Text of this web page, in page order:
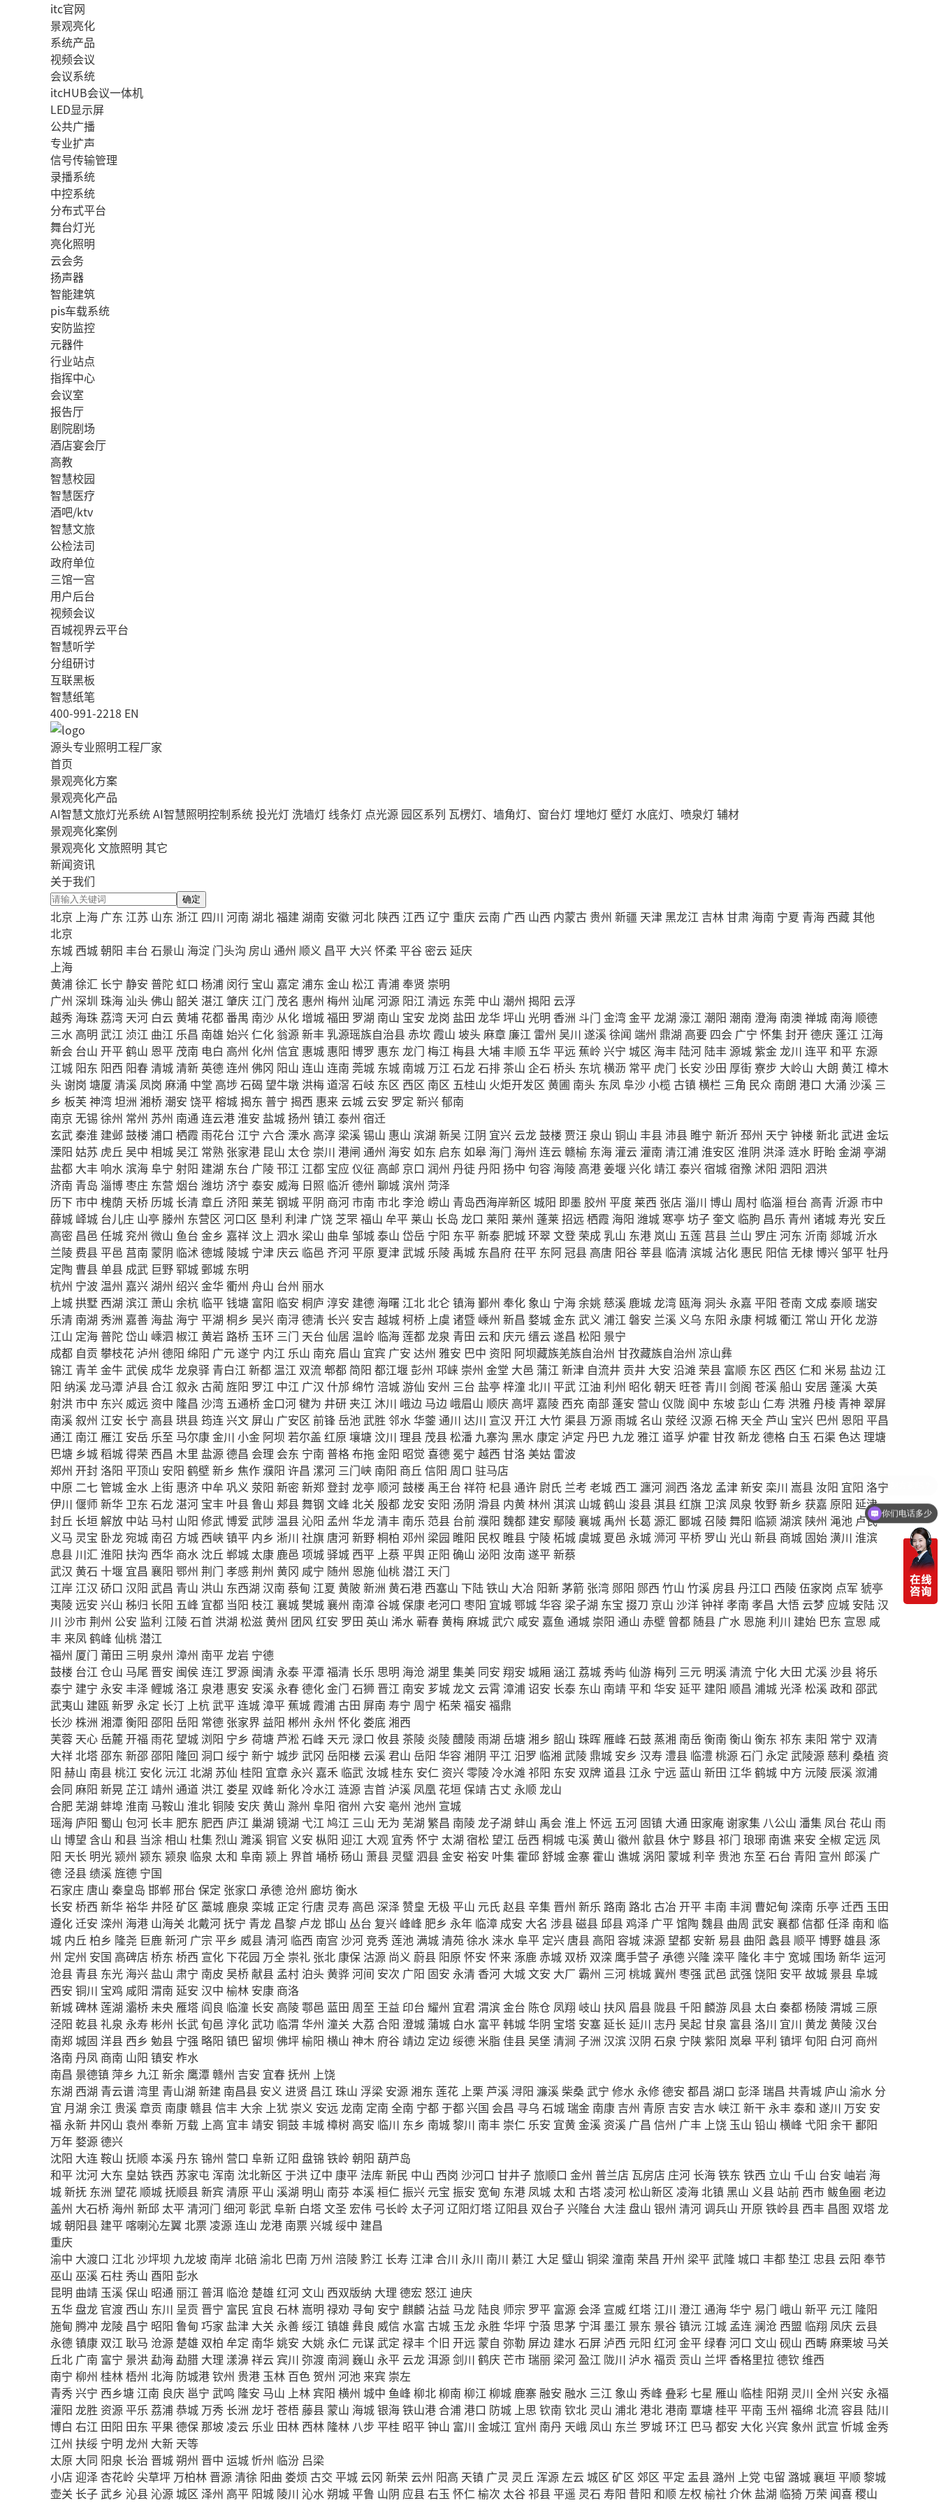
itc官网
景观亮化
系统产品
视频会议
会议系统
itcHUB会议一体机
LED显示屏
公共广播
专业扩声
信号传输管理
录播系统
中控系统
分布式平台
舞台灯光
亮化照明
云会务
扬声器
智能建筑
pis车载系统
安防监控
元器件
行业站点
指挥中心
会议室
报告厅
剧院剧场
酒店宴会厅
高教
智慧校园
智慧医疗
酒吧/ktv
智慧文旅
公检法司
政府单位
三馆一宫
用户后台
视频会议
百城视界云平台
智慧听学
分组研讨
互联黑板
智慧纸笔
400-991-2218 EN
源头专业照明工程厂家
首页
景观亮化方案
景观亮化产品
AI智慧文旅灯光系统AI智慧照明控制系统投光灯洗墙灯线条灯 点光源 园区系列 瓦楞灯、墙角灯、窗台灯埋地灯壁灯水底灯、喷泉灯辅材
景观亮化案例
景观亮化文旅照明 其它
新闻资讯
关于我们
确定
北京 上海 广东 江苏 山东 浙江 四川 河南 湖北福建湖南 安徽河北 陕西 江西 辽宁 重庆 云南 广西 山西 内蒙古 贵州 新疆 天津黑龙江 吉林甘肃 海南 宁夏 青海 西藏其他
北京
东城 西城朝阳 丰台 石景山 海淀 门头沟 房山 通州 顺义 昌平 大兴怀柔平谷 密云延庆
上海
黄浦徐汇 长宁 静安 普陀 虹口 杨浦 闵行 宝山 嘉定 浦东 金山 松江 青浦奉贤 崇明
广州 深圳 珠海 汕头佛山 韶关 湛江 肇庆 江门 茂名 惠州 梅州 汕尾 河源 阳江 清远 东莞 中山 潮州 揭阳 云浮
越秀 海珠 荔湾 天河 白云黄埔 花都番禺 南沙 从化增城福田 罗湖 南山 宝安 龙岗 盐田 龙华坪山 光明 香洲 斗门 金湾金平龙湖 濠江 潮阳 潮南 澄海 南澳禅城 南海 顺德
三水 高明 武江 浈江 曲江 乐昌 南雄 始兴仁化 翁源新丰乳源瑶族自治县赤坎 霞山 坡头麻章 廉江 雷州 吴川 遂溪徐闻 端州 鼎湖 高要 四会 广宁 怀集封开德庆 蓬江 江海
新会 台山 开平鹤山 恩平 茂南 电白 高州 化州 信宜 惠城 惠阳 博罗 惠东 龙门 梅江 梅县 大埔丰顺 五华平远 蕉岭 兴宁 城区 海丰 陆河 陆丰源城紫金龙川 连平和平 东源
江城 阳东 阳西 阳春清城清新 英德连州 佛冈 阳山 连山 连南 莞城 东城 南城 万江 石龙石排茶山 企石 桥头 东坑横沥 常平 虎门 长安 沙田 厚街寮步 大岭山 大朗 黄江 樟木
头谢岗 塘厦 清溪 凤岗 麻涌 中堂 高埗石碣 望牛墩 洪梅道滘 石岐 东区 西区 南区 五桂山 火炬开发区 黄圃 南头 东凤阜沙小榄 古镇横栏 三角 民众 南朗 港口 大涌 沙溪 三
乡 板芙 神湾坦洲 湘桥潮安 饶平榕城揭东 普宁 揭西 惠来 云城 云安 罗定 新兴郁南
南京 无锡 徐州 常州 苏州 南通连云港淮安 盐城扬州 镇江 泰州 宿迁
玄武秦淮 建邺鼓楼 浦口 栖霞 雨花台 江宁 六合 溧水 高淳 梁溪锡山 惠山 滨湖 新吴 江阴 宜兴 云龙鼓楼 贾汪 泉山 铜山 丰县 沛县 睢宁 新沂邳州 天宁 钟楼 新北武进金坛
溧阳 姑苏 虎丘 吴中 相城吴江 常熟 张家港 昆山 太仓 崇川 港闸 通州 海安 如东 启东 如皋 海门 海州 连云赣榆 东海灌云灌南 清江浦淮安区 淮阴 洪泽 涟水 盱眙金湖 亭湖
盐都 大丰 响水滨海阜宁 射阳 建湖 东台 广陵邗江 江都 宝应 仪征 高邮 京口 润州 丹徒丹阳 扬中 句容 海陵 高港姜堰兴化靖江 泰兴宿城宿豫 沭阳 泗阳 泗洪
济南 青岛 淄博枣庄 东营 烟台 潍坊济宁 泰安 威海 日照 临沂德州 聊城滨州 菏泽
历下市中 槐荫 天桥 历城 长清章丘 济阳 莱芜钢城平阴 商河市南 市北李沧 崂山 青岛西海岸新区 城阳 即墨 胶州 平度 莱西 张店 淄川 博山 周村 临淄 桓台 高青 沂源市中
薛城 峄城 台儿庄 山亭 滕州 东营区 河口区 垦利 利津 广饶 芝罘福山 牟平 莱山 长岛 龙口 莱阳 莱州 蓬莱招远 栖霞 海阳 潍城 寒亭 坊子奎文 临朐 昌乐 青州 诸城寿光 安丘
高密 昌邑 任城 兖州 微山 鱼台 金乡 嘉祥 汶上 泗水 梁山 曲阜邹城泰山 岱岳 宁阳 东平新泰 肥城环翠文登 荣成乳山 东港 岚山 五莲 莒县 兰山 罗庄河东 沂南 郯城 沂水
兰陵 费县平邑 莒南 蒙阴 临沭德城 陵城 宁津 庆云 临邑 齐河平原 夏津武城 乐陵 禹城 东昌府茌平 东阿冠县 高唐 阳谷莘县 临清滨城 沾化 惠民 阳信无棣博兴邹平牡丹
定陶 曹县单县 成武 巨野 郓城 鄄城 东明
杭州 宁波 温州 嘉兴湖州 绍兴金华衢州 舟山 台州 丽水
上城拱墅 西湖 滨江 萧山 余杭 临平钱塘 富阳 临安 桐庐 淳安 建德 海曙 江北北仑镇海鄞州 奉化 象山 宁海余姚 慈溪 鹿城龙湾 瓯海洞头 永嘉 平阳 苍南 文成泰顺瑞安
乐清 南湖 秀洲 嘉善 海盐 海宁 平湖 桐乡 吴兴 南浔德清 长兴 安吉 越城柯桥 上虞 诸暨 嵊州 新昌 婺城金东 武义 浦江 磐安 兰溪 义乌 东阳 永康柯城衢江 常山 开化龙游
江山 定海普陀 岱山 嵊泗 椒江 黄岩 路桥 玉环 三门 天台 仙居 温岭 临海莲都龙泉 青田 云和 庆元缙云遂昌 松阳 景宁
成都 自贡 攀枝花 泸州 德阳 绵阳 广元遂宁 内江 乐山 南充 眉山 宜宾 广安 达州 雅安 巴中 资阳 阿坝藏族羌族自治州 甘孜藏族自治州 凉山彝
锦江 青羊金牛武侯 成华龙泉驿 青白江 新都 温江 双流郫都 简阳 都江堰彭州 邛崃 崇州 金堂 大邑 蒲江 新津 自流井 贡井 大安 沿滩 荣县 富顺 东区 西区 仁和 米易 盐边 江
阳 纳溪龙马潭 泸县合江 叙永古蔺旌阳 罗江 中江 广汉 什邡 绵竹 涪城游仙 安州 三台 盐亭 梓潼北川 平武 江油 利州 昭化朝天 旺苍 青川 剑阁 苍溪船山 安居 蓬溪 大英
射洪市中 东兴 威远 资中 隆昌 沙湾 五通桥金口河犍为 井研 夹江 沐川 峨边 马边 峨眉山 顺庆 高坪 嘉陵 西充 南部 蓬安 营山 仪陇 阆中 东坡彭山 仁寿 洪雅丹棱 青神 翠屏
南溪叙州 江安 长宁 高县珙县筠连兴文 屏山 广安区 前锋岳池武胜 邻水华蓥 通川 达川 宣汉 开江 大竹 渠县 万源雨城 名山 荥经汉源石棉 天全 芦山 宝兴 巴州 恩阳 平昌
通江 南江 雁江 安岳 乐至 马尔康金川 小金 阿坝 若尔盖 红原 壤塘 汶川 理县 茂县松潘 九寨沟 黑水 康定 泸定 丹巴 九龙雅江 道孚炉霍 甘孜新龙德格 白玉 石渠色达 理塘
巴塘 乡城稻城得荣 西昌 木里 盐源德昌 会理 会东 宁南 普格布拖金阳 昭觉 喜德 冕宁 越西 甘洛 美姑 雷波
郑州 开封洛阳 平顶山 安阳 鹤壁新乡 焦作濮阳 许昌 漯河 三门峡 南阳 商丘 信阳 周口 驻马店
中原 二七 管城金水 上街 惠济 中牟巩义 荥阳 新密 新郑登封龙亭 顺河鼓楼 禹王台 祥符 杞县通许 尉氏 兰考 老城 西工瀍河涧西 洛龙 孟津新安 栾川 嵩县 汝阳 宜阳 洛宁
伊川 偃师新华 卫东 石龙湛河 宝丰 叶县鲁山 郏县舞钢 文峰 北关 殷都龙安 安阳 汤阴 滑县 内黄林州 淇滨 山城鹤山 浚县淇县红旗 卫滨 凤泉 牧野新乡 获嘉 原阳 延津
封丘 长垣解放 中站 马村 山阳 修武博爱 武陟 温县沁阳 孟州 华龙清丰 南乐 范县 台前濮阳 魏都 建安 鄢陵襄城 禹州 长葛 源汇 郾城召陵舞阳 临颍 湖滨 陕州 渑池 卢氏
义马 灵宝 卧龙宛城 南召 方城 西峡镇平 内乡 淅川 社旗 唐河新野桐柏 邓州 梁园 睢阳 民权 睢县 宁陵柘城 虞城 夏邑 永城浉河平桥 罗山 光山 新县 商城 固始潢川 淮滨
息县 川汇 淮阳 扶沟 西华 商水 沈丘 郸城 太康 鹿邑 项城驿城 西平 上蔡 平舆 正阳 确山 泌阳 汝南 遂平新蔡
武汉 黄石 十堰 宜昌 襄阳 鄂州 荆门 孝感荆州 黄冈 咸宁 随州 恩施仙桃潜江 天门
江岸 江汉 硚口 汉阳 武昌 青山 洪山 东西湖 汉南 蔡甸 江夏 黄陂 新洲 黄石港 西塞山 下陆铁山 大冶 阳新茅箭 张湾 郧阳 郧西 竹山 竹溪 房县丹江口 西陵伍家岗 点军 猇亭
夷陵远安 兴山 秭归 长阳 五峰 宜都 当阳 枝江 襄城樊城襄州 南漳谷城保康老河口 枣阳 宜城鄂城华容 梁子湖 东宝 掇刀 京山 沙洋钟祥孝南 孝昌 大悟 云梦 应城 安陆汉
川 沙市荆州 公安 监利 江陵石首 洪湖 松滋黄州 团风红安 罗田 英山 浠水蕲春黄梅麻城武穴 咸安 嘉鱼 通城 崇阳 通山 赤壁 曾都 随县 广水 恩施利川 建始 巴东 宣恩 咸
丰 来凤鹤峰 仙桃潜江
福州 厦门 莆田 三明 泉州 漳州 南平龙岩 宁德
鼓楼 台江 仓山 马尾 晋安 闽侯连江 罗源 闽清 永泰平潭福清 长乐 思明 海沧 湖里 集美 同安 翔安 城厢 涵江 荔城秀屿仙游梅列 三元 明溪清流 宁化 大田 尤溪沙县将乐
泰宁 建宁 永安 丰泽鲤城洛江 泉港 惠安 安溪 永春德化金门 石狮 晋江 南安 芗城龙文 云霄 漳浦诏安 长泰 东山 南靖平和 华安 延平 建阳 顺昌 浦城光泽松溪政和 邵武
武夷山 建瓯新罗 永定 长汀 上杭武平连城 漳平 蕉城 霞浦古田 屏南 寿宁 周宁 柘荣 福安 福鼎
长沙株洲 湘潭衡阳 邵阳 岳阳 常德 张家界 益阳 郴州 永州 怀化 娄底湘西
芙蓉 天心岳麓开福 雨花望城 浏阳 宁乡 荷塘 芦淞石峰 天元 渌口 攸县茶陵 炎陵醴陵雨湖 岳塘湘乡 韶山 珠晖 雁峰 石鼓 蒸湘 南岳衡南 衡山 衡东 祁东 耒阳 常宁 双清
大祥北塔邵东 新邵邵阳 隆回 洞口 绥宁 新宁 城步 武冈 岳阳楼 云溪君山 岳阳 华容湘阴 平江 汨罗 临湘 武陵鼎城 安乡 汉寿 澧县 临澧桃源石门 永定 武陵源 慈利 桑植 资
阳 赫山 南县桃江 安化沅江 北湖 苏仙 桂阳 宜章 永兴 嘉禾 临武 汝城桂东 安仁 资兴零陵 冷水滩 祁阳 东安 双牌道县 江永 宁远 蓝山 新田 江华鹤城 中方 沅陵 辰溪 溆浦
会同 麻阳 新晃 芷江 靖州 通道 洪江 娄星 双峰 新化 冷水江 涟源 吉首 泸溪 凤凰 花垣保靖古丈 永顺龙山
合肥 芜湖 蚌埠淮南 马鞍山 淮北铜陵 安庆黄山 滁州 阜阳 宿州 六安 亳州 池州 宣城
瑶海 庐阳 蜀山 包河 长丰 肥东 肥西 庐江 巢湖 镜湖 弋江 鸠江 三山 无为 芜湖 繁昌 南陵龙子湖 蚌山 禹会淮上 怀远 五河 固镇 大通 田家庵谢家集 八公山 潘集 凤台 花山 雨
山 博望 含山 和县 当涂相山 杜集 烈山 濉溪铜官 义安 枞阳 迎江 大观 宜秀怀宁 太湖 宿松 望江 岳西 桐城 屯溪黄山 徽州 歙县休宁 黟县祁门 琅琊 南谯 来安 全椒 定远 凤
阳 天长 明光颍州 颍东 颍泉 临泉 太和 阜南 颍上 界首埇桥砀山 萧县 灵璧泗县金安 裕安 叶集 霍邱舒城金寨 霍山 谯城 涡阳 蒙城利辛 贵池 东至 石台 青阳 宣州 郎溪 广
德 泾县绩溪旌德 宁国
石家庄 唐山 秦皇岛 邯郸 邢台 保定 张家口 承德 沧州 廊坊衡水
长安 桥西 新华裕华 井陉矿区 藁城 鹿泉 栾城 正定 行唐 灵寿 高邑 深泽 赞皇 无极 平山 元氏赵县辛集 晋州 新乐 路南 路北古冶 开平丰南 丰润 曹妃甸 滦南 乐亭 迁西 玉田
遵化迁安 滦州 海港 山海关 北戴河抚宁 青龙 昌黎 卢龙邯山 丛台 复兴 峰峰 肥乡 永年 临漳 成安 大名 涉县磁县邱县鸡泽 广平馆陶 魏县 曲周 武安 襄都信都任泽 南和 临
城 内丘 柏乡 隆尧 巨鹿新河 广宗 平乡 威县清河 临西 南宫 沙河竞秀莲池 满城清苑徐水 涞水阜平 定兴 唐县 高阳 容城 涞源望都 安新易县 曲阳 蠡县 顺平博野雄县涿
州 定州 安国 高碑店 桥东 桥西 宣化下花园 万全 崇礼 张北 康保 沽源 尚义 蔚县 阳原 怀安 怀来涿鹿赤城 双桥 双滦 鹰手营子承德兴隆 滦平 隆化丰宁 宽城 围场 新华运河
沧县 青县 东光 海兴 盐山 肃宁 南皮 吴桥献县 孟村 泊头黄骅河间 安次 广阳 固安 永清 香河 大城文安 大厂 霸州 三河桃城冀州 枣强 武邑 武强 饶阳 安平故城 景县阜城
西安 铜川 宝鸡 咸阳 渭南 延安 汉中 榆林 安康 商洛
新城碑林莲湖 灞桥未央 雁塔 阎良 临潼 长安 高陵鄠邑 蓝田 周至 王益 印台 耀州 宜君渭滨金台 陈仓 凤翔 岐山 扶风 眉县 陇县千阳 麟游 凤县 太白 秦都杨陵渭城 三原
泾阳 乾县礼泉 永寿彬州 长武旬邑 淳化武功 临渭 华州 潼关 大荔 合阳 澄城蒲城 白水 富平韩城华阴 宝塔 安塞延长 延川 志丹吴起甘泉 富县洛川 宜川 黄龙黄陵汉台
南郑城固 洋县 西乡 勉县 宁强 略阳 镇巴 留坝 佛坪榆阳 横山 神木 府谷靖边 定边绥德 米脂佳县吴堡 清涧 子洲 汉滨汉阴 石泉 宁陕紫阳 岚皋平利 镇坪旬阳 白河 商州
洛南 丹凤 商南 山阳 镇安 柞水
南昌 景德镇萍乡 九江 新余 鹰潭赣州 吉安 宜春抚州 上饶
东湖 西湖 青云谱湾里 青山湖 新建 南昌县 安义 进贤 昌江 珠山 浮梁 安源湘东 莲花 上栗 芦溪 浔阳 濂溪柴桑武宁 修水 永修德安 都昌 湖口 彭泽瑞昌 共青城 庐山 渝水 分
宜 月湖 余江 贵溪章贡 南康赣县信丰 大余 上犹 崇义 安远 龙南 定南 全南 宁都于都兴国 会昌 寻乌 石城瑞金 南康 吉州 青原 吉安 吉水 峡江 新干 永丰泰和 遂川 万安 安
福 永新 井冈山 袁州 奉新 万载 上高 宜丰靖安 铜鼓丰城樟树 高安 临川 东乡 南城黎川 南丰 崇仁 乐安 宜黄金溪 资溪 广昌 信州 广丰 上饶 玉山 铅山 横峰 弋阳 余干鄱阳
万年婺源德兴
沈阳 大连鞍山 抚顺本溪丹东 锦州 营口 阜新辽阳 盘锦 铁岭 朝阳 葫芦岛
和平 沈河 大东 皇姑铁西 苏家屯 浑南 沈北新区 于洪辽中 康平 法库新民 中山 西岗 沙河口 甘井子旅顺口 金州 普兰店 瓦房店 庄河 长海铁东 铁西 立山 千山 台安 岫岩 海
城新抚 东洲 望花 顺城抚顺县新宾 清原 平山 溪湖 明山 南芬 本溪桓仁振兴 元宝 振安 宽甸 东港 凤城 太和 古塔 凌河松山新区 凌海北镇黑山 义县 站前 西市 鲅鱼圈 老边
盖州 大石桥 海州 新邱 太平清河门 细河彰武阜新 白塔文圣宏伟 弓长岭 太子河辽阳灯塔辽阳县 双台子兴隆台 大洼 盘山 银州 清河调兵山 开原 铁岭县 西丰 昌图 双塔龙
城朝阳县 建平 喀喇沁左翼北票 凌源连山 龙港 南票兴城绥中 建昌
重庆
渝中 大渡口 江北沙坪坝 九龙坡 南岸北碚渝北 巴南 万州 涪陵黔江 长寿 江津合川 永川 南川 綦江 大足 璧山 铜梁潼南 荣昌 开州 梁平武隆城口 丰都 垫江 忠县 云阳 奉节
巫山 巫溪石柱 秀山 酉阳 彭水
昆明 曲靖 玉溪保山 昭通丽江 普洱 临沧 楚雄 红河文山 西双版纳 大理 德宏 怒江 迪庆
五华盘龙 官渡 西山 东川 呈贡 晋宁 富民 宜良 石林嵩明 禄劝 寻甸 安宁 麒麟 沾益 马龙 陆良 师宗 罗平 富源 会泽 宣威红塔 江川 澄江 通海华宁 易门 峨山 新平 元江 隆阳
施甸 腾冲 龙陵 昌宁 昭阳 鲁甸 巧家 盐津 大关 永善绥江 镇雄 彝良 威信水富 古城 玉龙 永胜 华坪 宁蒗 思茅 宁洱 墨江 景东 景谷镇沅 江城 孟连 澜沧 西盟 临翔 凤庆 云县
永德镇康 双江 耿马 沧源 楚雄 双柏 牟定 南华姚安 大姚 永仁 元谋武定 禄丰个旧 开远 蒙自 弥勒 屏边 建水石屏 泸西 元阳 红河金平绿春河口 文山 砚山 西畴麻栗坡 马关
丘北 广南 富宁 景洪 勐海 勐腊 大理 漾濞祥云 宾川 弥渡 南涧 巍山 永平 云龙 洱源剑川 鹤庆 芒市瑞丽 梁河盈江 陇川 泸水福贡 贡山 兰坪 香格里拉 德钦维西
南宁 柳州 桂林梧州 北海 防城港钦州 贵港 玉林 百色贺州 河池 来宾 崇左
青秀兴宁 西乡塘 江南 良庆 邕宁 武鸣 隆安 马山 上林 宾阳 横州 城中 鱼峰 柳北柳南 柳江 柳城 鹿寨融安 融水 三江 象山 秀峰 叠彩七星 雁山 临桂 阳朔 灵川 全州 兴安 永福
灌阳 龙胜 资源平乐 荔浦恭城 万秀 长洲 龙圩苍梧 藤县蒙山 海城银海铁山港合浦港口 防城 上思 钦南 钦北 灵山 浦北港北港南 覃塘桂平平南 玉州 福绵 北流 容县 陆川
博白 右江 田阳 田东 平果 德保那坡 凌云 乐业 田林 西林 隆林 八步 平桂 昭平钟山 富川 金城江 宜州 南丹 天峨 凤山 东兰 罗城环江 巴马 都安 大化兴宾 象州 武宣 忻城金秀
江州 扶绥 宁明 龙州 大新 天等
太原 大同 阳泉 长治 晋城朔州 晋中 运城忻州 临汾 吕梁
小店 迎泽杏花岭 尖草坪 万柏林 晋源清徐 阳曲 娄烦 古交 平城 云冈 新荣 云州 阳高 天镇 广灵 灵丘 浑源左云城区 矿区 郊区 平定 盂县潞州 上党 屯留 潞城襄垣平顺黎城
壶关 长子武乡 沁县沁源城区 泽州 高平 阳城 陵川 沁水朔城平鲁 山阴 应县右玉 怀仁榆次 太谷祁县平遥 灵石 寿阳 昔阳 和顺左权 榆社 介休 盐湖 临猗 万荣 闻喜稷山
你们电话多少